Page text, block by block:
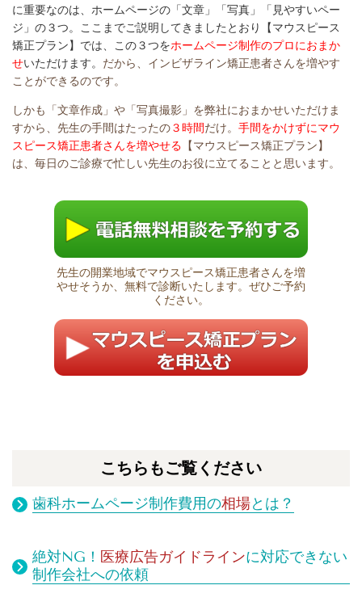
に重要なのは、ホームページの「文章」「写真」「見やすいペー
ジ」の３つ。ここまでご説明してきましたとおり【マウスピース
矯正プラン】では、この３つをホームページ制作のプロにおまか
せいただけます。 だから、インビザライン矯正患者さんを増やす
ことができるのです。
しかも「文章作成」や「写真撮影」を弊社におまかせいただけま
すから、先生の手間はたったの３時間だけ。 手間をかけずにマウ
スピース矯正患者さんを増やせる 【マウスピース矯正プラン】
は、毎日のご診療で忙しい先生のお役に立てることと思います。
先生の開業地域でマウスピース矯正患者さんを増
やせそうか、無料で診断いたします。ぜひご予約
ください。
こちらもご覧ください
歯科ホームページ制作費用の相場とは？
絶対NG！ 医療広告ガイドラインに対応できない
制作会社への依頼